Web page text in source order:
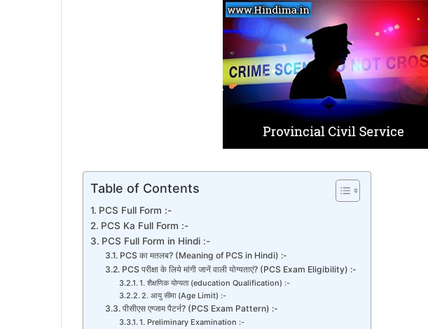
Table of Contents
PCS Full Form :-
PCS Ka Full Form :-
PCS Full Form in Hindi :-
PCS का मतलब? (Meaning of PCS in Hindi) :-
PCS परीक्षा के लिये मांगी जानें वाली योग्यताएं? (PCS Exam Eligibility) :-
1. शैक्षणिक योग्यता (education Qualification) :-
2. आयु सीमा (Age Limit) :-
पीसीएस एग्जाम पैटर्न? (PCS Exam Pattern) :-
1. Preliminary Examination :-